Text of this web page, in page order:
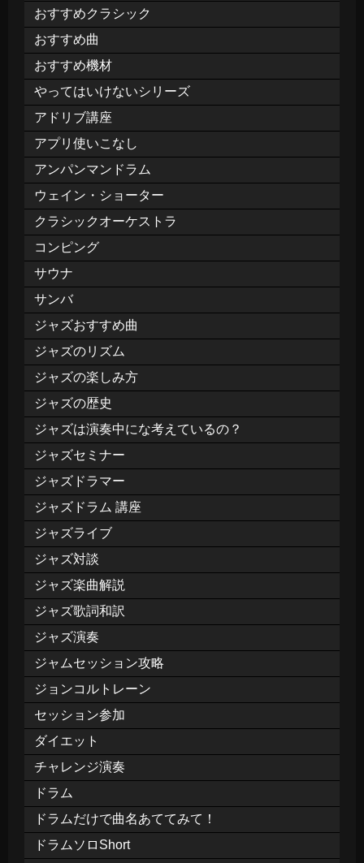
おすすめクラシック
おすすめ曲
おすすめ機材
やってはいけないシリーズ
アドリブ講座
アプリ使いこなし
アンパンマンドラム
ウェイン・ショーター
クラシックオーケストラ
コンピング
サウナ
サンバ
ジャズおすすめ曲
ジャズのリズム
ジャズの楽しみ方
ジャズの歴史
ジャズは演奏中にな考えているの？
ジャズセミナー
ジャズドラマー
ジャズドラム 講座
ジャズライブ
ジャズ対談
ジャズ楽曲解説
ジャズ歌詞和訳
ジャズ演奏
ジャムセッション攻略
ジョンコルトレーン
セッション参加
ダイエット
チャレンジ演奏
ドラム
ドラムだけで曲名あててみて！
ドラムソロShort